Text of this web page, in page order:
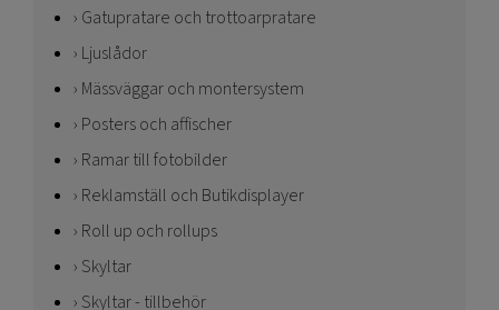
Gatupratare och trottoarpratare
Ljuslådor
Mässväggar och montersystem
Posters och affischer
Ramar till fotobilder
Reklamställ och Butikdisplayer
Roll up och rollups
Skyltar
Skyltar - tillbehör